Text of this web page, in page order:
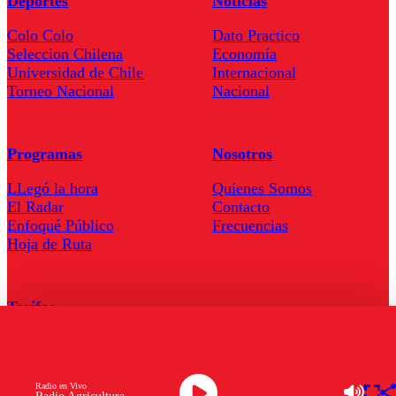
Radio en Vivo
Colo Colo
Seleccion Chilena
Universidad de Chile
Torneo Nacional
Dato Practico
Economía
Internacional
Nacional
Programas
LLegó la hora
El Radar
Enfoqué Público
Hoja de Ruta
Nosotros
Quienes Somos
Contacto
Frecuencias
Tarifas